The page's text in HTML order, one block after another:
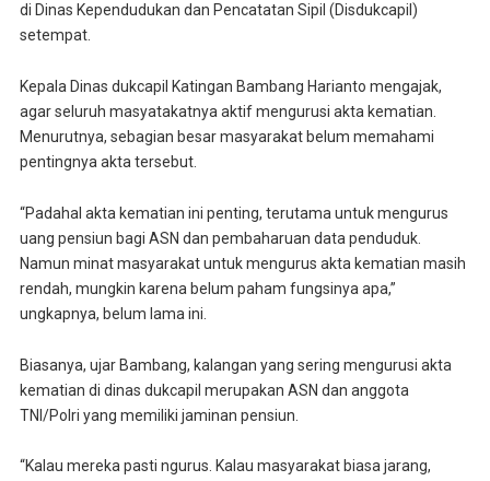
di Dinas Kependudukan dan Pencatatan Sipil (Disdukcapil)
setempat.
Kepala Dinas dukcapil Katingan Bambang Harianto mengajak,
agar seluruh masyatakatnya aktif mengurusi akta kematian.
Menurutnya, sebagian besar masyarakat belum memahami
pentingnya akta tersebut.
“Padahal akta kematian ini penting, terutama untuk mengurus
uang pensiun bagi ASN dan pembaharuan data penduduk.
Namun minat masyarakat untuk mengurus akta kematian masih
rendah, mungkin karena belum paham fungsinya apa,”
ungkapnya, belum lama ini.
Biasanya, ujar Bambang, kalangan yang sering mengurusi akta
kematian di dinas dukcapil merupakan ASN dan anggota
TNI/Polri yang memiliki jaminan pensiun.
“Kalau mereka pasti ngurus. Kalau masyarakat biasa jarang,